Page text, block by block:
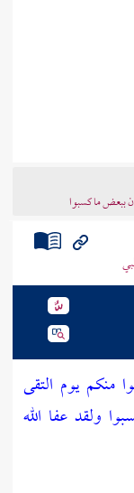
ببعض ما كسبوا
منكم يوم التقى
ولقد عفا الله